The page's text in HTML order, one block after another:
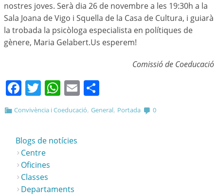
nostres joves. Serà dia 26 de novembre a les 19:30h a la
Sala Joana de Vigo i Squella de la Casa de Cultura, i guiarà
la trobada la psicòloga especialista en polítiques de
gènere, Maria Gelabert.Us esperem!
Comissió de Coeducació
Facebook
Twitter
WhatsApp
Email
Convivència i Coeducació,General, Portada 0
Blogs de notícies
Centre
Oficines
Classes
Departaments